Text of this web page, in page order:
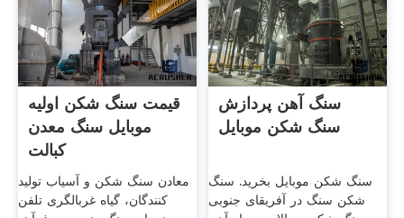
قیمت سنگ شکن اولیه
موبایل سنگ معدن
کبالت
معادن سنگ شکن و آسیاب تولید
کنندگان، گیاه غربالگری تلفن
سنگ آهن پردازش
سنگ شکن موبایل
سنگ شکن موبایل بخرید. سنگ
شکن سنگ در آفریقای جنوبی